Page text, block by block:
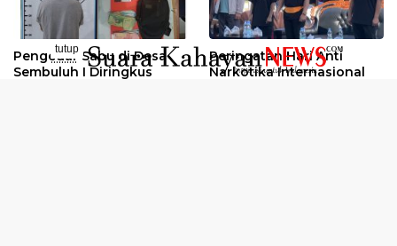
Pengedar Sabu di Desa
Sembuluh I Diringkus
Peringatan Hari Anti
Narkotika Internasional
tutup
..........